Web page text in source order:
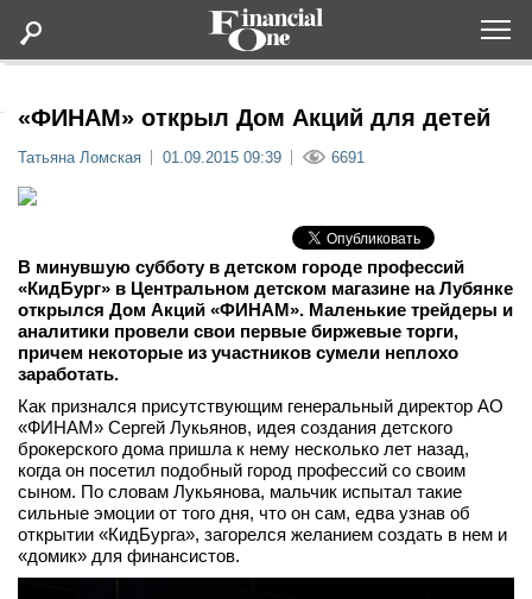
Lifestyle
Мероприятия
Новости
Интервью
вконтакте
телеграм
«ФИНАМ» открыл Дом Акций для детей
Татьяна Ломская 01.09.2015 09:39 6691
В минувшую субботу в детском городе профессий
«КидБург» в Центральном детском магазине на Лубянке
открылся Дом Акций «ФИНАМ». Маленькие трейдеры и
аналитики провели свои первые биржевые торги,
причем некоторые из участников сумели неплохо
заработать.
Как признался присутствующим генеральный директор АО
«ФИНАМ» Сергей Лукьянов, идея создания детского
брокерского дома пришла к нему несколько лет назад,
когда он посетил подобный город профессий со своим
сыном. По словам Лукьянова, мальчик испытал такие
сильные эмоции от того дня, что он сам, едва узнав об
открытии «КидБурга», загорелся желанием создать в нем и
«домик» для финансистов.